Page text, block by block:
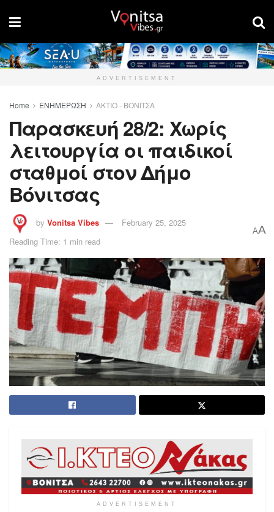
ADVERTISEMENT
Home ΕΝΗΜΕΡΩΣΗ ΑΚΤΙΟ - ΒΟΝΙΤΣΑ
Παρασκευή 28/2: Χωρίς
λειτουργία οι παιδικοί
σταθμοί στον Δήμο
Βόνιτσας
by Vonitsa Vibes
February 25, 2025
Reading Time: 1 min read
AA
ADVERTISEMENT